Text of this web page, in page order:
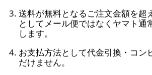
送料が無料となるご注文金額を超
としてメール便ではなくヤマト通
します。
お支払方法として代金引換・コン
だけません。